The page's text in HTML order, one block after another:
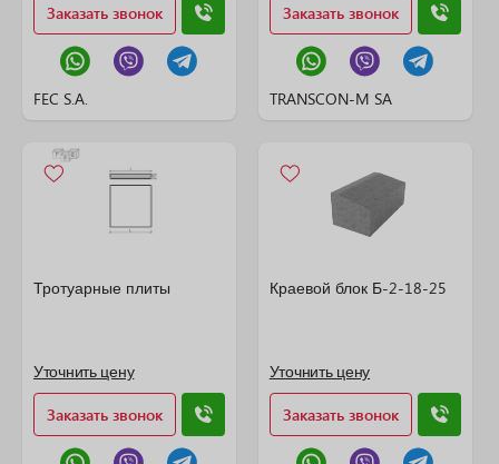
Заказать звонок
FEC S.A.
Заказать звонок
TRANSCON-M SA
Тротуарные плиты
Уточнить цену
Заказать звонок
Краевой блок Б-2-18-25
Уточнить цену
Заказать звонок